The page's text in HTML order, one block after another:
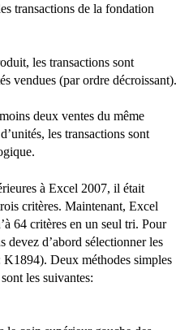
transactions de la fondation
les transactions sont
vendues (par ordre décroissant).
deux ventes du même
les transactions sont
à Excel 2007, il était
critères. Maintenant, Excel
64 critères en un seul tri. Pour
devez d’abord sélectionner les
K1894). Deux méthodes simples
les suivantes: